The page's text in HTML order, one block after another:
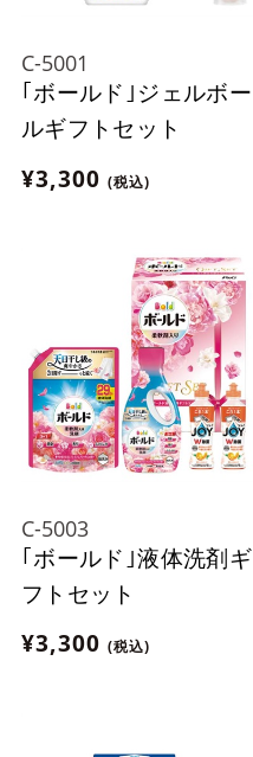
C-5001
｢ボールド｣ジェルボー
ルギフトセット
¥3,300 (税込)
C-5003
｢ボールド｣液体洗剤ギ
フトセット
¥3,300 (税込)